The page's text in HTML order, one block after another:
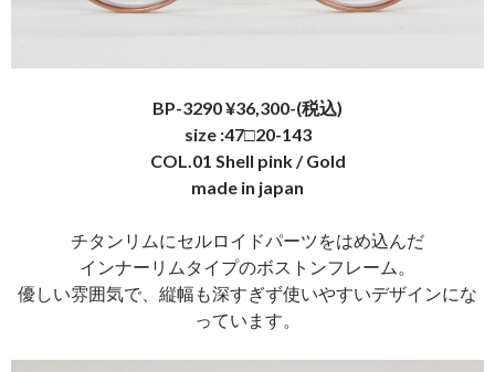
BP-3290 ¥36,300-(税込)
size :47□20-143
COL.01 Shell pink / Gold
made in japan
チタンリムにセルロイドパーツをはめ込んだ
インナーリムタイプのボストンフレーム。
優しい雰囲気で、縦幅も深すぎず使いやすいデザインにな
っています。